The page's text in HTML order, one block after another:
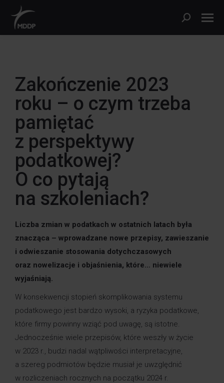
Zakończenie 2023
roku – o czym trzeba
pamiętać
z perspektywy
podatkowej?
O co pytają
na szkoleniach?
Liczba zmian w podatkach w ostatnich latach była
znacząca – wprowadzane nowe przepisy, zawieszanie
i odwieszanie stosowania dotychczasowych
oraz nowelizacje i objaśnienia, które… niewiele
wyjaśniają.
W konsekwencji stopień skomplikowania systemu
podatkowego jest bardzo wysoki, a ryzyka podatkowe,
które firmy powinny wziąć pod uwagę, są istotne.
Jednocześnie wiele przepisów, które weszły w życie
w 2023 r., budzi nadal wątpliwości interpretacyjne,
a szereg podmiotów będzie musiał je uwzględnić
w rozliczeniach rocznych na początku 2024 r.